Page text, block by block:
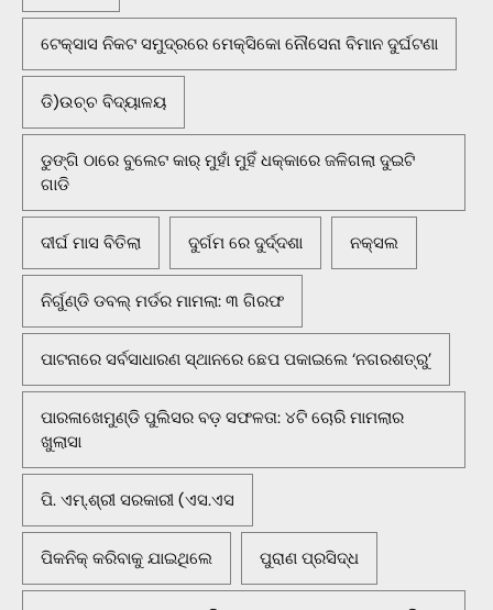
ଟେକ୍ସାସ ନିକଟ ସମୁଦ୍ରରେ ମେକ୍ସିକୋ ନୌସେନା ବିମାନ ଦୁର୍ଘଟଣା
ଡି)ଉଚ୍ଚ ବିଦ୍ୟାଳୟ
ଡୁଙ୍ଗି ଠାରେ ବୁଲେଟ କାର୍ ମୁହାଁ ମୁହିଁ ଧକ୍କାରେ ଜଳିଗଲା ଦୁଇଟି
ଗାଡି
ଦୀର୍ଘ ମାସ ବିତିଲା ଦୁର୍ଗମ ରେ ଦୁର୍ଦ୍ଦଶା ନକ୍ସଲ
ନିର୍ଗୁଣ୍ଡି ଡବଲ୍ ମର୍ଡର ମାମଲା: ୩ ଗିରଫ
ପାଟନାରେ ସର୍ବସାଧାରଣ ସ୍ଥାନରେ ଛେପ ପକାଇଲେ ‘ନଗରଶତ୍ରୁ’
ପାରଳାଖେମୁଣ୍ଡି ପୁଲିସର ବଡ଼ ସଫଳତା: ୪ଟି ଚୋରି ମାମଲାର
ଖୁଲାସା
ପି. ଏମ୍.ଶ୍ରୀ ସରକାରୀ (ଏସ.ଏସ
ପିକନିକ୍‌ କରିବାକୁ ଯାଇଥିଲେ ପୁରାଣ ପ୍ରସିଦ୍ଧ